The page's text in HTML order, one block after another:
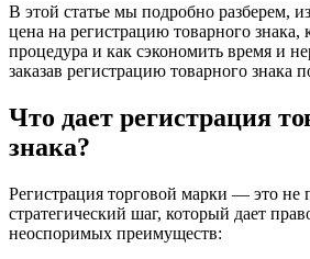
В этой статье мы подробно разберем,
цена на регистрацию товарного знака,
процедура и как сэкономить время и
заказав регистрацию товарного знака
Что дает регистрация
знака?
Регистрация торговой марки — это не
стратегический шаг, который дает
неоспоримых преимуществ: